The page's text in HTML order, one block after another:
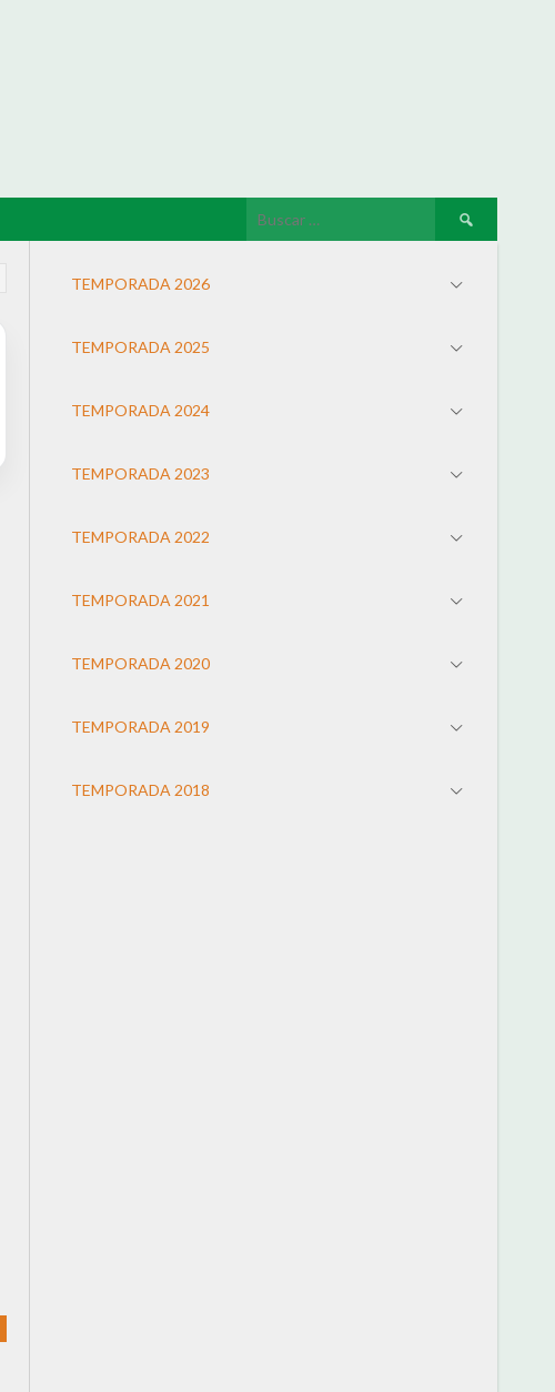
TEMPORADA 2026
TEMPORADA 2025
TEMPORADA 2024
TEMPORADA 2023
TEMPORADA 2022
TEMPORADA 2021
TEMPORADA 2020
TEMPORADA 2019
TEMPORADA 2018